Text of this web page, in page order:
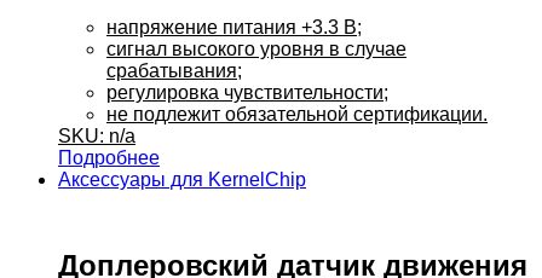
напряжение питания +3.3 В;
сигнал высокого уровня в случае
срабатывания;
регулировка чувствительности;
не подлежит обязательной сертификации.
SKU: n/a
Подробнее
Аксессуары для KernelChip
Доплеровский датчик движения